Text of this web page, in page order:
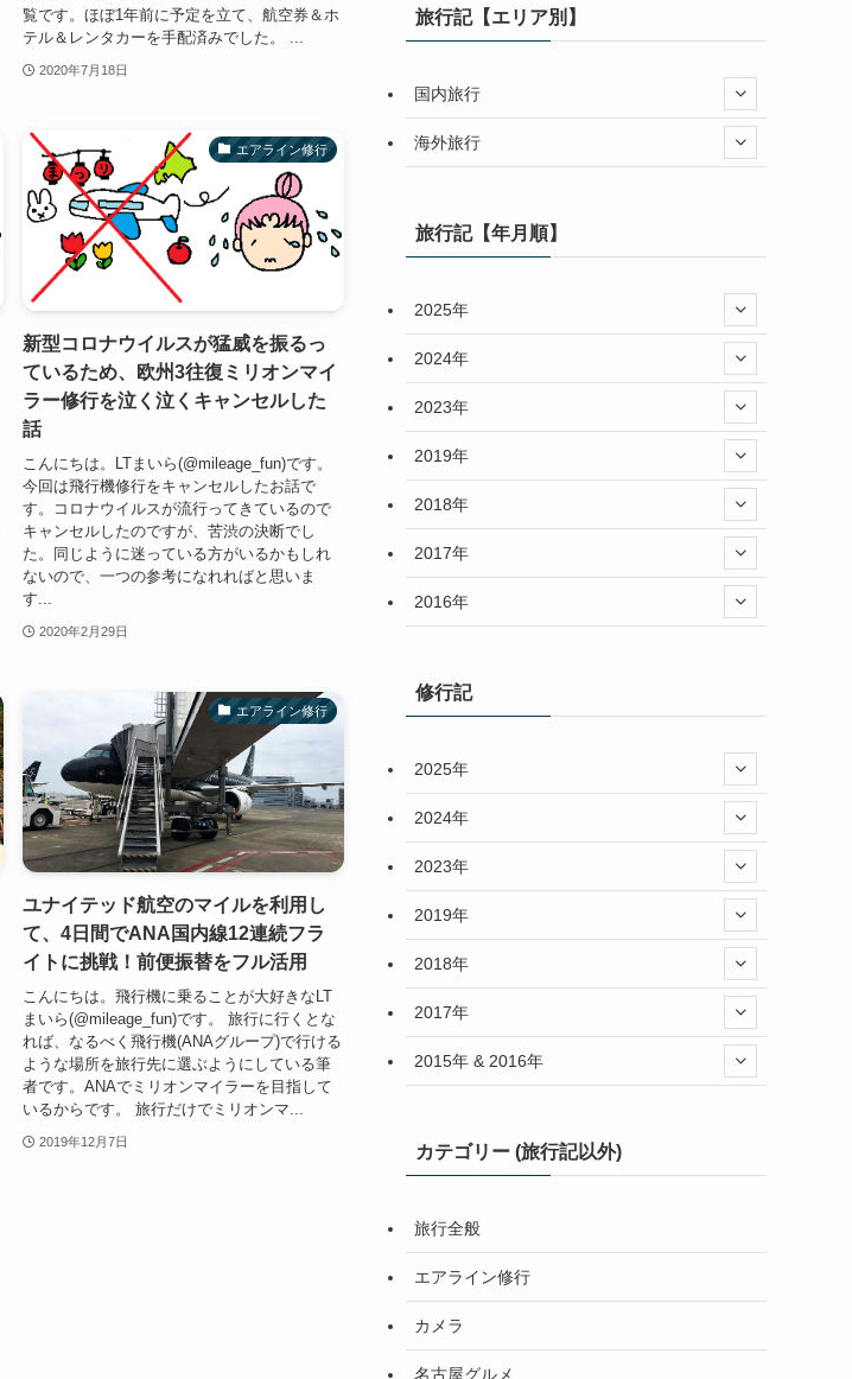
覧です。ほぼ1年前に予定を立て、航空券＆ホ
テル＆レンタカーを手配済みでした。 ...
2020年7月18日
エアライン修行
新型コロナウイルスが猛威を振るっ
ているため、欧州3往復ミリオンマイ
ラー修行を泣く泣くキャンセルした
話
こんにちは。LTまいら(@mileage_fun)です。
今回は飛行機修行をキャンセルしたお話で
す。コロナウイルスが流行ってきているので
キャンセルしたのですが、苦渋の決断でし
た。同じように迷っている方がいるかもしれ
ないので、一つの参考になれればと思いま
す...
2020年2月29日
エアライン修行
ユナイテッド航空のマイルを利用し
て、4日間でANA国内線12連続フラ
イトに挑戦！前便振替をフル活用
こんにちは。飛行機に乗ることが大好きなLT
まいら(@mileage_fun)です。 旅行に行くとな
れば、なるべく飛行機(ANAグループ)で行ける
ような場所を旅行先に選ぶようにしている筆
者です。ANAでミリオンマイラーを目指して
いるからです。 旅行だけでミリオンマ...
2019年12月7日
旅行記【エリア別】
国内旅行
海外旅行
旅行記【年月順】
2025年
2024年
2023年
2019年
2018年
2017年
2016年
修行記
2025年
2024年
2023年
2019年
2018年
2017年
2015年 & 2016年
カテゴリー (旅行記以外)
旅行全般
エアライン修行
カメラ
名古屋グルメ